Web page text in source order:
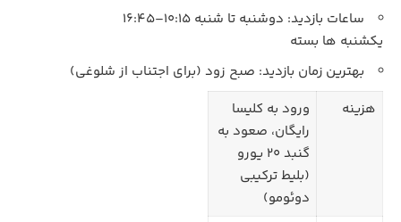
ساعات بازدید: دوشنبه تا شنبه 10:15–16:45
یکشنبه‌ ها بسته
بهترین زمان بازدید: صبح زود (برای اجتناب از شلوغی)
هزینه
ورود به کلیسا
رایگان، صعود به
گنبد 20 یورو
(بلیط ترکیبی
دوئومو)